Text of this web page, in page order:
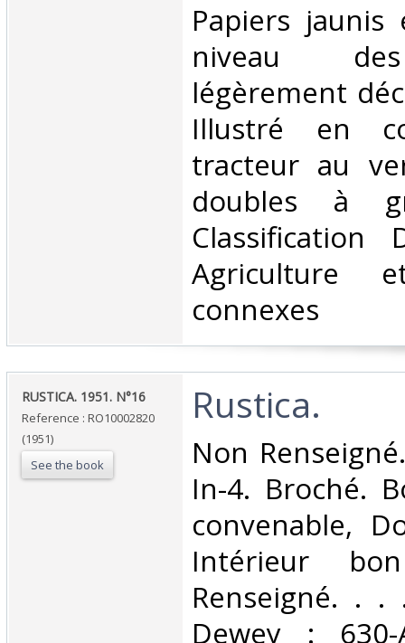
‎Papiers
niveau
légèrement
Illustré en
tracteur au
doubles à
Classification
Agriculture
connexes‎
‎RUSTICA. 1951. N°16‎
Reference : RO10002820
(1951)
See the book
‎Rustica.‎
‎Non
In-4. Broché.
convenable,
Intérieur
Renseigné. . .
Dewey :